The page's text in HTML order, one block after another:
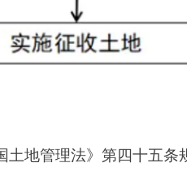
华人民共和国土地管理法实施条
土地的位置、权属、地类、
土地现状做好调查登记，并
对征收土地的社会稳定风险
农村集体经济组织及其成员